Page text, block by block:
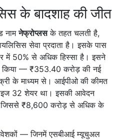
के बादशाह की जीत
नामनेफ्रोप्लसके तहत चलती है,
सेवा प्रदाता है। इसके पास
में 50% से अधिक हिस्सा है। इसने
— ₹353.40 करोड़ की नई
के माध्यम से। आईपीओ की कीमत
32 शेयर था। इसकी आवेदन
जिससे ₹8,600 करोड़ से अधिक के
— जिनमेंएसबीआई म्यूचुअल